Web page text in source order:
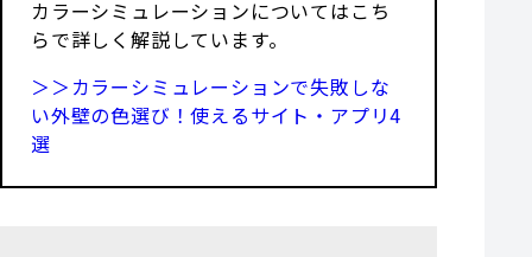
カラーシミュレーションについてはこち
らで詳しく解説しています。
＞＞カラーシミュレーションで失敗しな
い外壁の色選び！使えるサイト・アプリ4
選